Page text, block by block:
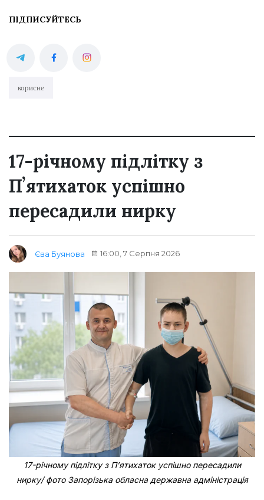
ПІДПИСУЙТЕСЬ
корисне
17-річному підлітку з
Пʼятихаток успішно
пересадили нирку
Єва Буянова 16:00, 7 Серпня 2026
17-річному підлітку з Пʼятихаток успішно пересадили
нирку/ фото Запорізька обласна державна адміністрація